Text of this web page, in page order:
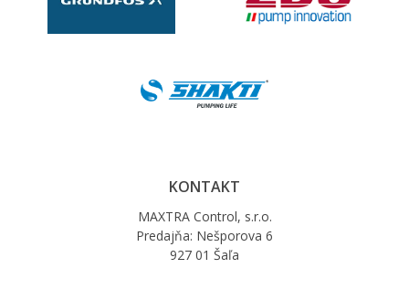
KONTAKT
MAXTRA Control, s.r.o.
Predajňa: Nešporova 6
927 01 Šaľa